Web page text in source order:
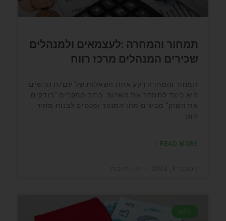
תמחור והמחרה :לעצמאים ולמנהלים
שכירים המנהלים מרכז רווח
תמחור והמחרה רקע אחת השאלות של יזם/ת חדשים
היא כיצד לתמחר את השרות. ברוב המקרים "בודקים
את השוק" מבינים מהו המנעד ומנסים לבנות מחיר
הוגן
READ MORE »
בלוג